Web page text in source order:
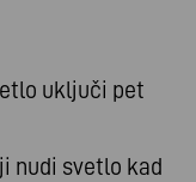
uključi pet
nudi svetlo kad